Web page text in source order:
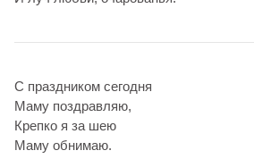
С праздником сегодня
Маму поздравляю,
Крепко я за шею
Маму обнимаю.